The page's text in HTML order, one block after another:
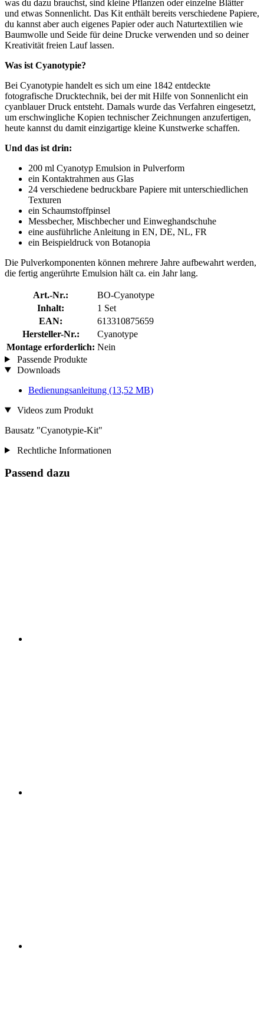
was du dazu brauchst, sind kleine Pflanzen oder einzelne Blätter
und etwas Sonnenlicht. Das Kit enthält bereits verschiedene Papiere,
du kannst aber auch eigenes Papier oder auch Naturtextilien wie
Baumwolle und Seide für deine Drucke verwenden und so deiner
Kreativität freien Lauf lassen.
Was ist Cyanotypie?
Bei Cyanotypie handelt es sich um eine 1842 entdeckte
fotografische Drucktechnik, bei der mit Hilfe von Sonnenlicht ein
cyanblauer Druck entsteht. Damals wurde das Verfahren eingesetzt,
um erschwingliche Kopien technischer Zeichnungen anzufertigen,
heute kannst du damit einzigartige kleine Kunstwerke schaffen.
Und das ist drin:
200 ml Cyanotyp Emulsion in Pulverform
ein Kontaktrahmen aus Glas
24 verschiedene bedruckbare Papiere mit unterschiedlichen
Texturen
ein Schaumstoffpinsel
Messbecher, Mischbecher und Einweghandschuhe
eine ausführliche Anleitung in EN, DE, NL, FR
ein Beispieldruck von Botanopia
Die Pulverkomponenten können mehrere Jahre aufbewahrt werden,
die fertig angerührte Emulsion hält ca. ein Jahr lang.
Art.-Nr.:
BO-Cyanotype
Inhalt:
1 Set
EAN:
613310875659
Hersteller-Nr.:
Cyanotype
Montage erforderlich: Nein
Passende Produkte
Downloads
Bedienungsanleitung (13,52 MB)
Videos zum Produkt
Bausatz "Cyanotypie-Kit"
Rechtliche Informationen
Passend dazu